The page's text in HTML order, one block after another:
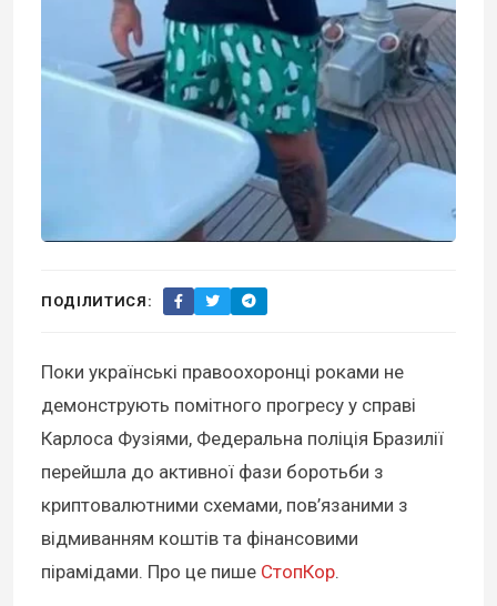
ПОДІЛИТИСЯ:
Поки українські правоохоронці роками не
демонструють помітного прогресу у справі
Карлоса Фузіями, Федеральна поліція Бразилії
перейшла до активної фази боротьби з
криптовалютними схемами, пов’язаними з
відмиванням коштів та фінансовими
пірамідами. Про це пише СтопКор.